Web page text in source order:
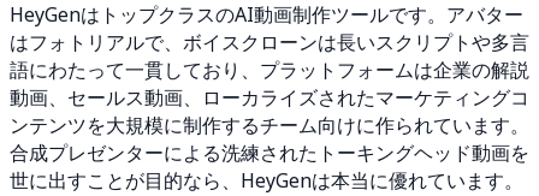
HeyGenはトップクラスのAI動画制作ツールです。アバター
はフォトリアルで、ボイスクローンは長いスクリプトや多言
語にわたって一貫しており、プラットフォームは企業の解説
動画、セールス動画、ローカライズされたマーケティングコ
ンテンツを大規模に制作するチーム向けに作られています。
合成プレゼンターによる洗練されたトーキングヘッド動画を
世に出すことが目的なら、HeyGenは本当に優れています。